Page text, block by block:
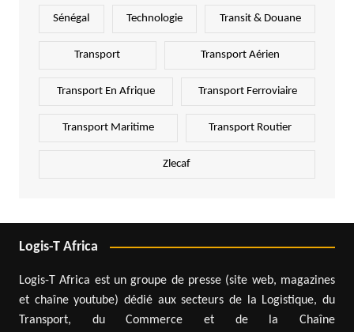
Sénégal Technologie Transit & Douane
Transport Transport Aérien
Transport En Afrique Transport Ferroviaire
Transport Maritime Transport Routier
Zlecaf
Logis-T Africa
Logis-T Africa est un groupe de presse (site web, magazines
et chaîne youtube) dédié aux secteurs de la Logistique, du
Transport, du Commerce et de la Chaîne